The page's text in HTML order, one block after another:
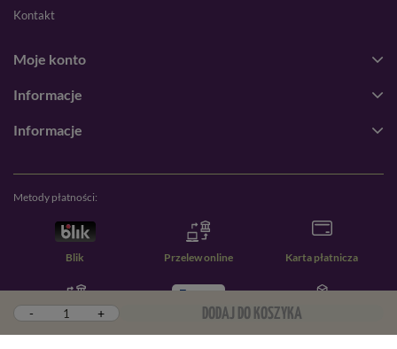
- + DODAJ DO KOSZYKA
Kontakt
Moje konto
Informacje
Informacje
Metody płatności:
Blik Przelew online Karta płatnicza
Przelew zwykły PayPal Pobranie